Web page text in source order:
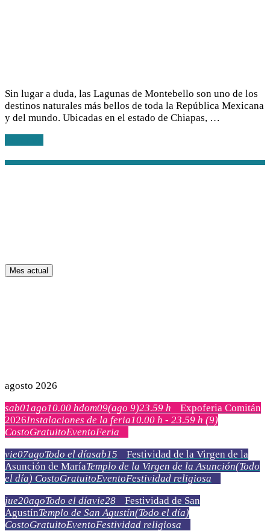
Sin lugar a duda, las Lagunas de Montebello son uno de los
destinos naturales más bellos de toda la República Mexicana
y del mundo. Ubicadas en el estado de Chiapas, …
Mes actual
agosto 2026
sab01ago10.00 hdom09(ago 9)23.59 h
Expoferia Comitán
2026Instalaciones de la feria10.00 h - 23.59 h (9)
CostoGratuitoEventoFeria
vie07agoTodo el díasab15
Festividad de la Virgen de la
Asunción de MaríaTemplo de la Virgen de la Asunción(Todo
el día) CostoGratuitoEventoFestividad religiosa
jue20agoTodo el díavie28
Festividad de San
AgustínTemplo de San Agustín(Todo el día)
CostoGratuitoEventoFestividad religiosa